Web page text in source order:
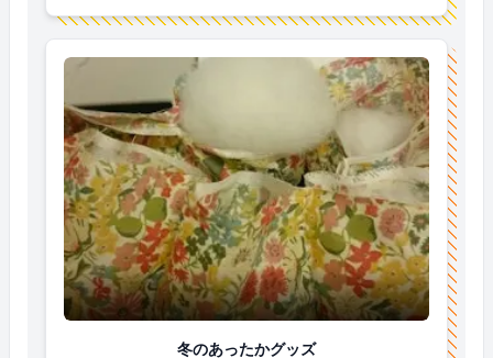
冬のあったかグッズ